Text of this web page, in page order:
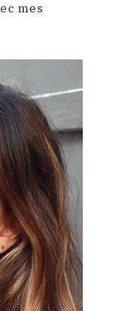
mes